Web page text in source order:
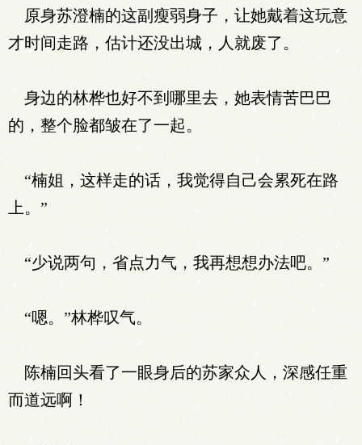
原身苏澄楠的这副瘦弱身子，让她戴着这玩意
才时间走路，估计还没出城，人就废了。
身边的林桦也好不到哪里去，她表情苦巴巴
的，整个脸都皱在了一起。
“楠姐，这样走的话，我觉得自己会累死在路
上。”
“少说两句，省点力气，我再想想办法吧。”
“嗯。”林桦叹气。
陈楠回头看了一眼身后的苏家众人，深感任重
而道远啊！